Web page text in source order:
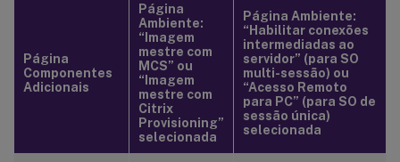
Página
Componentes
Adicionais
Página
Ambiente:
“Imagem
mestre com
MCS” ou
“Imagem
mestre com
Citrix
Provisioning”
selecionada
Página Ambiente:
“Habilitar conexões
intermediadas ao
servidor” (para SO
multi-sessão) ou
“Acesso Remoto
para PC” (para SO de
sessão única)
selecionada